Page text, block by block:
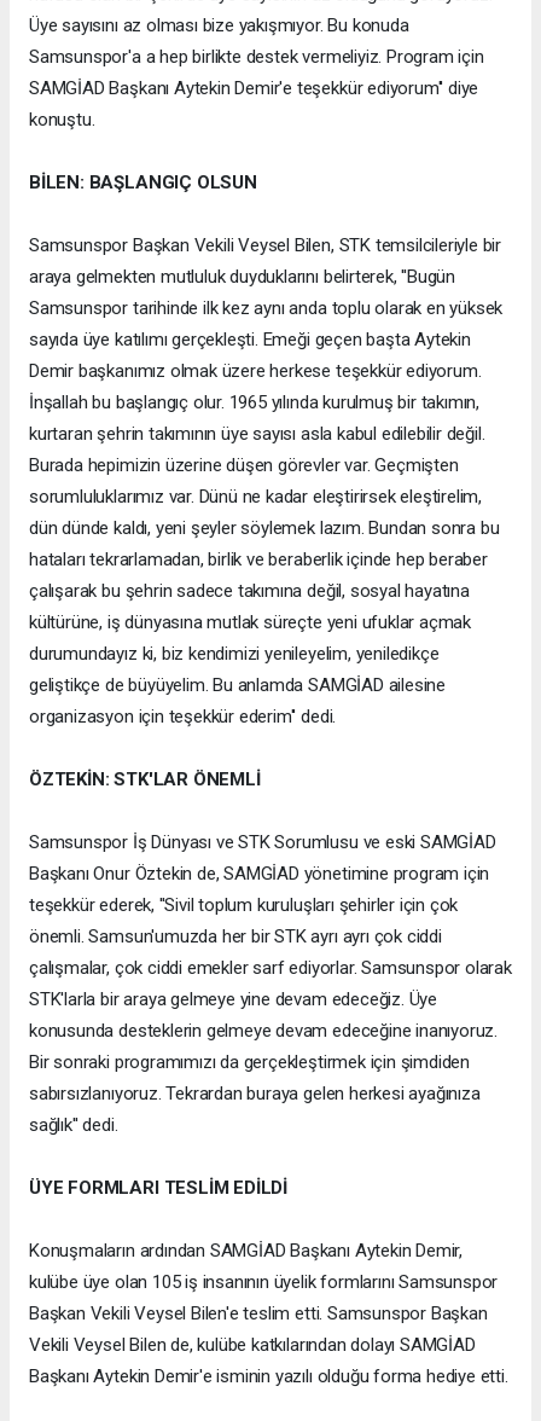
Üye sayısını az olması bize yakışmıyor. Bu konuda
Samsunspor'a a hep birlikte destek vermeliyiz. Program için
SAMGİAD Başkanı Aytekin Demir'e teşekkür ediyorum'' diye
konuştu.
BİLEN: BAŞLANGIÇ OLSUN
Samsunspor Başkan Vekili Veysel Bilen, STK temsilcileriyle bir
araya gelmekten mutluluk duyduklarını belirterek, ''Bugün
Samsunspor tarihinde ilk kez aynı anda toplu olarak en yüksek
sayıda üye katılımı gerçekleşti. Emeği geçen başta Aytekin
Demir başkanımız olmak üzere herkese teşekkür ediyorum.
İnşallah bu başlangıç olur. 1965 yılında kurulmuş bir takımın,
kurtaran şehrin takımının üye sayısı asla kabul edilebilir değil.
Burada hepimizin üzerine düşen görevler var. Geçmişten
sorumluluklarımız var. Dünü ne kadar eleştirirsek eleştirelim,
dün dünde kaldı, yeni şeyler söylemek lazım. Bundan sonra bu
hataları tekrarlamadan, birlik ve beraberlik içinde hep beraber
çalışarak bu şehrin sadece takımına değil, sosyal hayatına
kültürüne, iş dünyasına mutlak süreçte yeni ufuklar açmak
durumundayız ki, biz kendimizi yenileyelim, yeniledikçe
geliştikçe de büyüyelim. Bu anlamda SAMGİAD ailesine
organizasyon için teşekkür ederim'' dedi.
ÖZTEKİN: STK'LAR ÖNEMLİ
Samsunspor İş Dünyası ve STK Sorumlusu ve eski SAMGİAD
Başkanı Onur Öztekin de, SAMGİAD yönetimine program için
teşekkür ederek, ''Sivil toplum kuruluşları şehirler için çok
önemli. Samsun'umuzda her bir STK ayrı ayrı çok ciddi
çalışmalar, çok ciddi emekler sarf ediyorlar. Samsunspor olarak
STK'larla bir araya gelmeye yine devam edeceğiz. Üye
konusunda desteklerin gelmeye devam edeceğine inanıyoruz.
Bir sonraki programımızı da gerçekleştirmek için şimdiden
sabırsızlanıyoruz. Tekrardan buraya gelen herkesi ayağınıza
sağlık'' dedi.
ÜYE FORMLARI TESLİM EDİLDİ
Konuşmaların ardından SAMGİAD Başkanı Aytekin Demir,
kulübe üye olan 105 iş insanının üyelik formlarını Samsunspor
Başkan Vekili Veysel Bilen'e teslim etti. Samsunspor Başkan
Vekili Veysel Bilen de, kulübe katkılarından dolayı SAMGİAD
Başkanı Aytekin Demir'e isminin yazılı olduğu forma hediye etti.